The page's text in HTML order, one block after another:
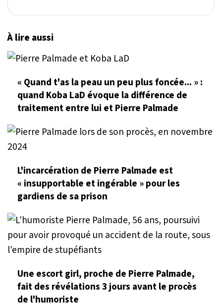
À lire aussi
« Quand t'as la peau un peu plus foncée... » :
quand Koba LaD évoque la différence de
traitement entre lui et Pierre Palmade
L'incarcération de Pierre Palmade est
« insupportable et ingérable » pour les
gardiens de sa prison
Une escort girl, proche de Pierre Palmade,
fait des révélations 3 jours avant le procès
de l'humoriste